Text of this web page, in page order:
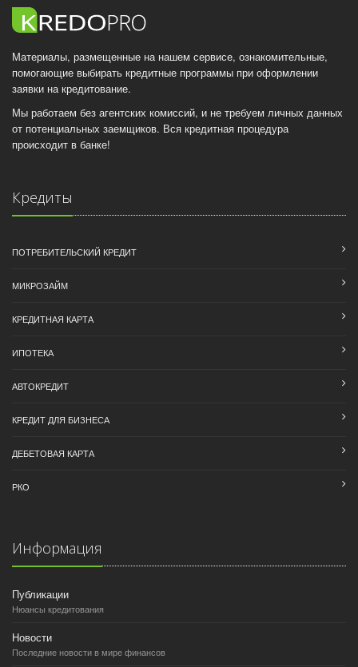
Материалы, размещенные на нашем сервисе, ознакомительные,
помогающие выбирать кредитные программы при оформлении
заявки на кредитование.
Мы работаем без агентских комиссий, и не требуем личных данных
от потенциальных заемщиков. Вся кредитная процедура
происходит в банке!
Кредиты
ПОТРЕБИТЕЛЬСКИЙ КРЕДИТ
МИКРОЗАЙМ
КРЕДИТНАЯ КАРТА
ИПОТЕКА
АВТОКРЕДИТ
КРЕДИТ ДЛЯ БИЗНЕСА
ДЕБЕТОВАЯ КАРТА
РКО
Информация
Публикации
Нюансы кредитования
Новости
Последние новости в мире финансов